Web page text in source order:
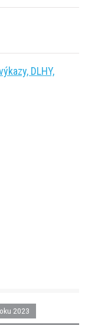
DLHY,
2023